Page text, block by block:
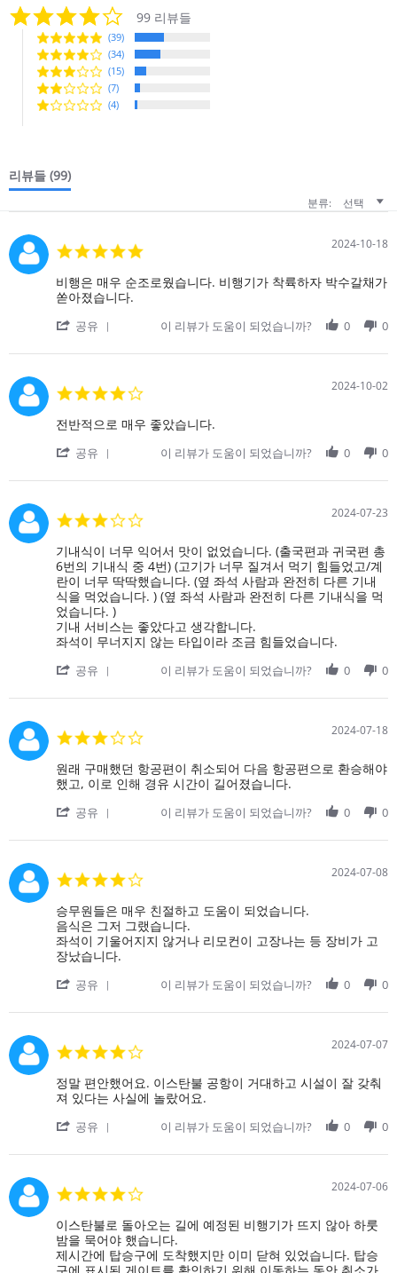
4.0
star
rating
99 리뷰들
(39)
(34)
(15)
(7)
(4)
리뷰들 (99)
분류: 선택
rating
2024-10-18
Review
by
18
2024
review
stating
행
매
순
조
로
웠
습
니
다.
기
착
륙
하
자
박
수
갈
가
아
습
니
다.
비행은 매우 순조로웠습니다. 비행기가 착륙하자 박수갈채가
쏟아졌습니다.
공유
Review
on
18
Oct
2024
이 리뷰가 도움이 되었습니까? 0 0
rating
2024-10-02
Review
on
Oct
review
전
적
로
매
우
좋
았
습
니
다.
전반적으로 매우 좋았습니다.
공유
Review
on
2
Oct
2024
이 리뷰가 도움이 되었습니까? 0 0
rating
2024-07-23
Review
by
on
23
Jul
2024
review
stating
기
내
식
이
너
익
서
이
없
었
습
니
다.
기내식이 너무 익어서 맛이 없었습니다. (출국편과 귀국편 총
6번의 기내식 중 4번) (고기가 너무 질겨서 먹기 힘들었고/계
란이 너무 딱딱했습니다. (옆 좌석 사람과 완전히 다른 기내
식을 먹었습니다. ) (옆 좌석 사람과 완전히 다른 기내식을 먹
었습니다. )
기내 서비스는 좋았다고 생각합니다.
좌석이 무너지지 않는 타입이라 조금 힘들었습니다.
공유
Review
on
23
Jul
2024
이 리뷰가 도움이 되었습니까? 0 0
rating
2024-07-18
Review
by
18
2024
review
stating
래
매
던
항
공
편
이
취
소
되
어
다
공
으
로
승
야
고,
이
로
인
해
경
원래 구매했던 항공편이 취소되어 다음 항공편으로 환승해야
했고, 이로 인해 경유 시간이 길어졌습니다.
공유
Review
on
18
2024
이 리뷰가 도움이 되었습니까? 0 0
rating
2024-07-08
Review
by
on
8
2024
review
stating
승
무
들
매
친
절
하
고
도
움
이
되
니
승무원들은 매우 친절하고 도움이 되었습니다.
음식은 그저 그랬습니다.
좌석이 기울어지지 않거나 리모컨이 고장나는 등 장비가 고
장났습니다.
공유
Review
on
8
Jul
2024
이 리뷰가 도움이 되었습니까? 0 0
rating
2024-07-07
Review
by
7
2024
review
stating
말
안
어
요.
이
스
탄
불
정말 편안했어요. 이스탄불 공항이 거대하고 시설이 잘 갖춰
져 있다는 사실에 놀랐어요.
공유
Review
on
7
Jul
2024
이 리뷰가 도움이 되었습니까? 0 0
rating
2024-07-06
Review
by
on
6
review
stating
이
스
이스탄불로 돌아오는 길에 예정된 비행기가 뜨지 않아 하룻
밤을 묵어야 했습니다.
제시간에 탑승구에 도착했지만 이미 닫혀 있었습니다. 탑승